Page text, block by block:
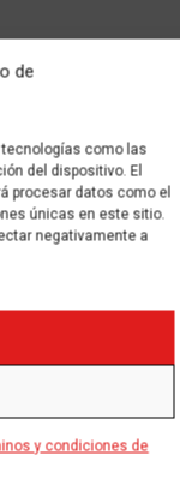
de
como las
del dispositivo. El
procesar datos como el
únicas en este sitio.
negativamente a
y condiciones de